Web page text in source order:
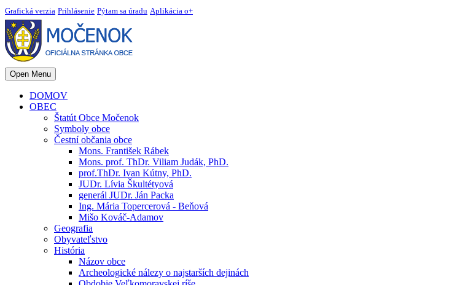
Grafická verzia Prihlásenie Pýtam sa úradu Aplikácia o+
Open Menu
DOMOV
OBEC
Štatút Obce Močenok
Symboly obce
Čestní občania obce
Mons. František Rábek
Mons. prof. ThDr. Viliam Judák, PhD.
prof.ThDr. Ivan Kútny, PhD.
JUDr. Lívia Škultétyová
generál JUDr. Ján Packa
Ing. Mária Topercerová - Beňová
Mišo Kováč-Adamov
Geografia
Obyvateľstvo
História
Názov obce
Archeologické nálezy o najstarších dejinách